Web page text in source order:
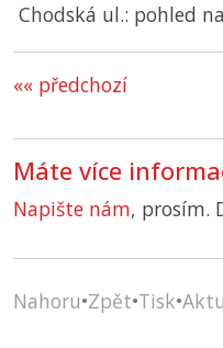
Chodská ul.: pohled
«« předchozí
Máte více
Napište nám, prosím.
Nahoru•Zpět•Tisk•